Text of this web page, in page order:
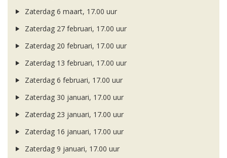
Zaterdag 6 maart, 17.00 uur
Zaterdag 27 februari, 17.00 uur
Zaterdag 20 februari, 17.00 uur
Zaterdag 13 februari, 17.00 uur
Zaterdag 6 februari, 17.00 uur
Zaterdag 30 januari, 17.00 uur
Zaterdag 23 januari, 17.00 uur
Zaterdag 16 januari, 17.00 uur
Zaterdag 9 januari, 17.00 uur